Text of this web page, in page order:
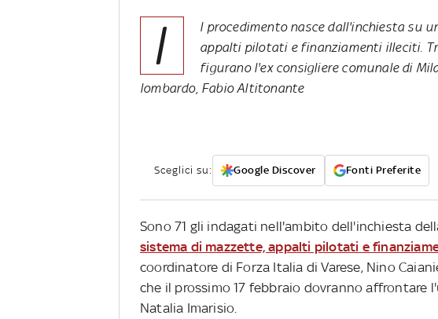
I
l procedimento nasce dall'inchiesta su
appalti pilotati e finanziamenti illeciti.
figurano l'ex consigliere comunale di
lombardo, Fabio Altitonante
Sceglici su: Google Discover Fonti Preferite
Sono 71 gli indagati nell'ambito dell'inchiesta
sistema di mazzette, appalti pilotati e
coordinatore di Forza Italia di Varese, Nino
che il prossimo 17 febbraio dovranno affrontare
Natalia Imarisio.